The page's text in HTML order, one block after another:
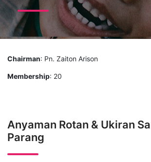
Chairman: Pn. Zaiton Arison
Membership: 20
Anyaman Rotan & Ukiran
Parang